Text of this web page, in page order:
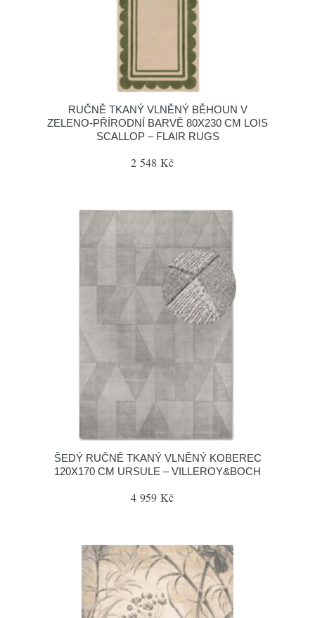
RUČNĚ TKANÝ VLNĚNÝ BĚHOUN V
ZELENO-PŘÍRODNÍ BARVĚ 80X230 CM LOIS
SCALLOP – FLAIR RUGS
2 548 Kč
ŠEDÝ RUČNĚ TKANÝ VLNĚNÝ KOBEREC
120X170 CM URSULE – VILLEROY&BOCH
4 959 Kč